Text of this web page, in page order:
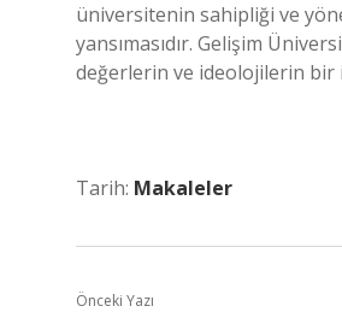
üniversitenin sahipliği ve
yansımasıdır. Gelişim
değerlerin ve ideolojilerin bir
Tarih: Makaleler
Önceki Yazı